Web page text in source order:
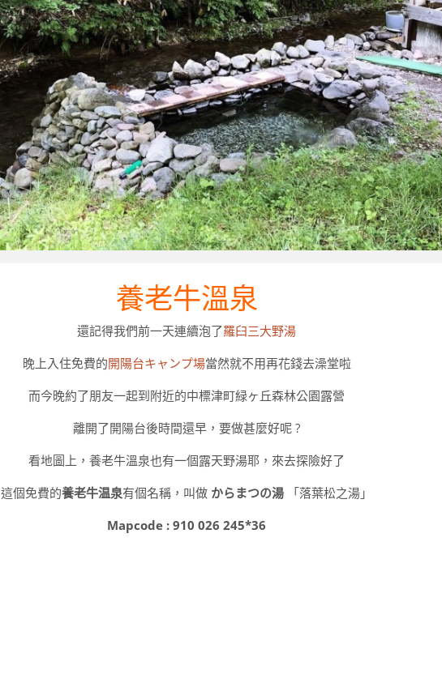
養老牛溫泉
還記得我們前一天連續泡了羅臼三大野湯
晚上入住免費的開陽台キャンプ場當然就不用再花錢去澡堂啦
而今晚約了朋友一起到附近的中標津町緑ヶ丘森林公園露營
離開了開陽台後時間還早，要做甚麼好呢 ?
看地圖上，養老牛溫泉也有一個露天野湯耶，來去探險好了
這個免費的養老牛温泉有個名稱，叫做 からまつの湯 「落葉松之湯」
Mapcode : 910 026 245*36